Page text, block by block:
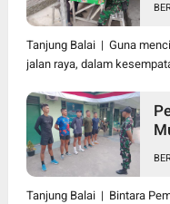
Tanjung Balai | Guna
jalan raya, dalam
Tanjung Balai | Bintara